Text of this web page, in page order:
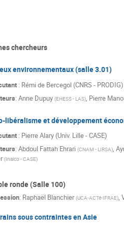
chercheurs
environnementaux (salle 3.01)
: Rémi de Bercegol (CNRS - PRODIG)
:Anne Dupuy (EHESS - LAS) Pierre
libéralisme et développement
: Pierre Alary (Univ. Lille - CASE)
:Abdoul Fattah Ehrari (CNAM - LIRSA),
(Inalco - CASE)
ronde (Salle 100)
: Raphaël Blanchier (UCA-ACTé-IFRAE)
sous contraintes en Asie